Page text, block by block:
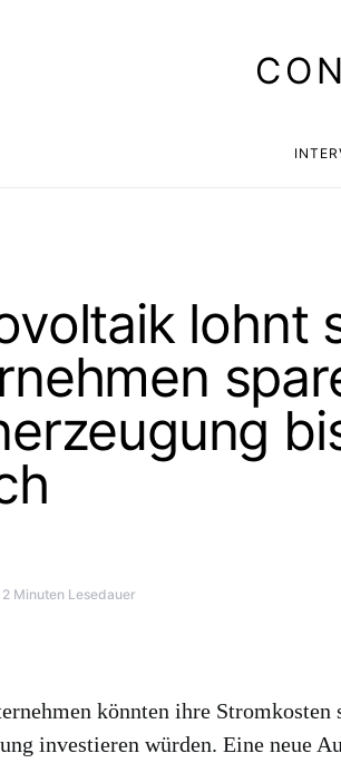
lohnt
2 Minuten Lesedauer
könnten ihre Stromkosten
investieren würden. Eine neue